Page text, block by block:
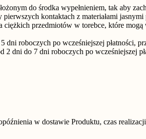
do środka wypełnieniem, tak aby
kontaktach z materiałami
ciężkich przedmiotów w torebce, które
roboczych po wcześniejszej płatności,
dni do 7 dni roboczych po wcześniejszej
w dostawie Produktu, czas